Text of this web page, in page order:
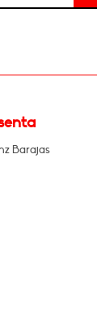
Barajas